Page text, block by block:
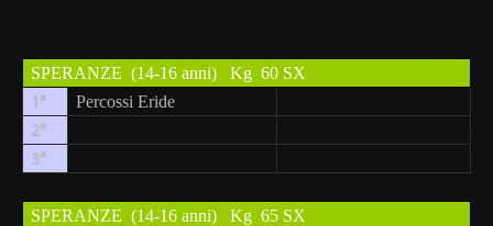
SPERANZE (14-16 anni) Kg 60 SX
1° Percossi Eride
2°
3°
SPERANZE (14-16 anni) Kg 65 SX